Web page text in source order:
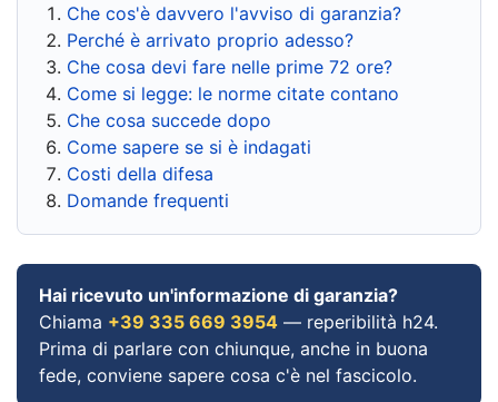
Che cos'è davvero l'avviso di garanzia?
Perché è arrivato proprio adesso?
Che cosa devi fare nelle prime 72 ore?
Come si legge: le norme citate contano
Che cosa succede dopo
Come sapere se si è indagati
Costi della difesa
Domande frequenti
Hai ricevuto un'informazione di garanzia?
Chiama +39 335 669 3954 — reperibilità h24.
Prima di parlare con chiunque, anche in buona
fede, conviene sapere cosa c'è nel fascicolo.